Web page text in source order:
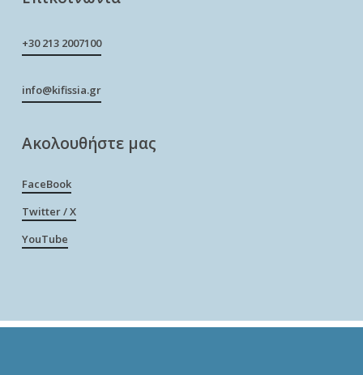
+30 213 2007100
info@kifissia.gr
Ακολουθήστε μας
FaceBook
Twitter / X
YouTube